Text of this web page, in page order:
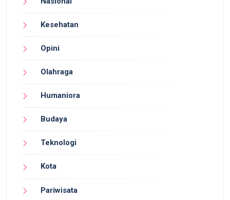
Kesehatan
Opini
Olahraga
Humaniora
Budaya
Teknologi
Kota
Pariwisata